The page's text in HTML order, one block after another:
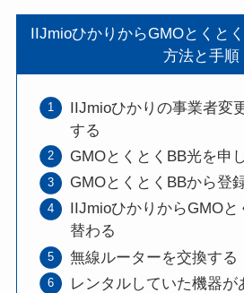
IIJmioひかりからGMOとくと
方法と手順
IIJmioひかりの事業者変
する
GMOとくとくBB光を申
GMOとくとくBBから登
IIJmioひかりからGMO
替わる
無線ルーターを交換する
レンタルしていた機器が